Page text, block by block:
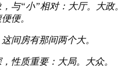
与“小”相对：大厅。大政。
便。
间房有那间两个大。
性质重要：大局。大众。